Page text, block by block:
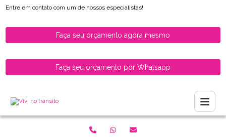
Entre em contato com um de nossos especialistas!
Faça seu orçamento agora mesmo
Faça seu orçamento por Whatsapp